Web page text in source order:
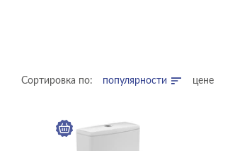
Сортировка по: популярности цене